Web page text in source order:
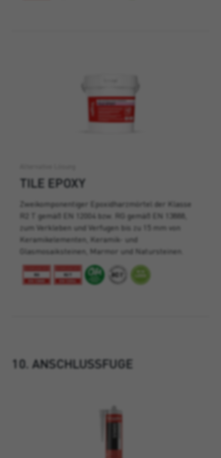
TILE EPOXY
Zweikomponentiger Epoxidharzmörtel der Klasse
R2 T gemäß EN 12004 bzw. RG gemäß EN 13888,
zum Verkleben und Verfugen bis zu 15 mm von
Keramikelementen, Keramik- und
Glasmosaiksteinen, Marmor und Natursteinen.
10. ANSCHLUSSFUGE